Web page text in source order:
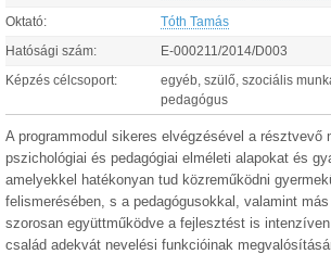
Oktató: Tóth Tamás
Hatósági szám: E-000211/2014/D003
Képzés célcsoport:
egyéb, szülő, szociális
pedagógus
A programmodul sikeres elvégzésével a résztvevő
pszichológiai és pedagógiai elméleti alapokat és
amelyekkel hatékonyan tud közreműködni
felismerésében, s a pedagógusokkal, valamint
szorosan együttműködve a fejlesztést is
család adekvát nevelési funkcióinak